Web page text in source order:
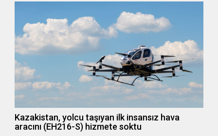
Kazakistan, yolcu taşıyan ilk insansız hava
aracını (EH216-S) hizmete soktu